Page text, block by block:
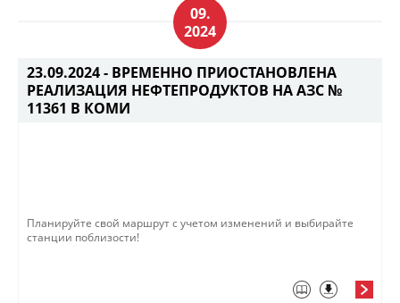
09.
2024
23.09.2024 - ВРЕМЕННО ПРИОСТАНОВЛЕНА
РЕАЛИЗАЦИЯ НЕФТЕПРОДУКТОВ НА АЗС №
11361 В КОМИ
Планируйте свой маршрут с учетом изменений и выбирайте
станции поблизости!​